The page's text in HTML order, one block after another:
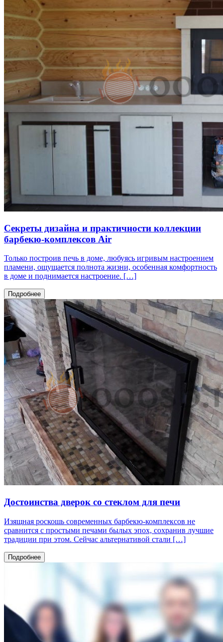
Секреты дизайна и практичности коллекции
барбекю-комплексов Air
Только построив печь в доме, любуясь игривым настроением
пламени, ощущается полнота жизни, особенная комфортность
в доме и поднимается настроение. […]
Подробнее
Достоинства дверок со стеклом для печи
Изящная роскошь современных барбекю-комплексов не
сравнится с простыми печами былых эпох, сохранив лучшие
традиции при этом. Сейчас альтернативой стали […]
Подробнее